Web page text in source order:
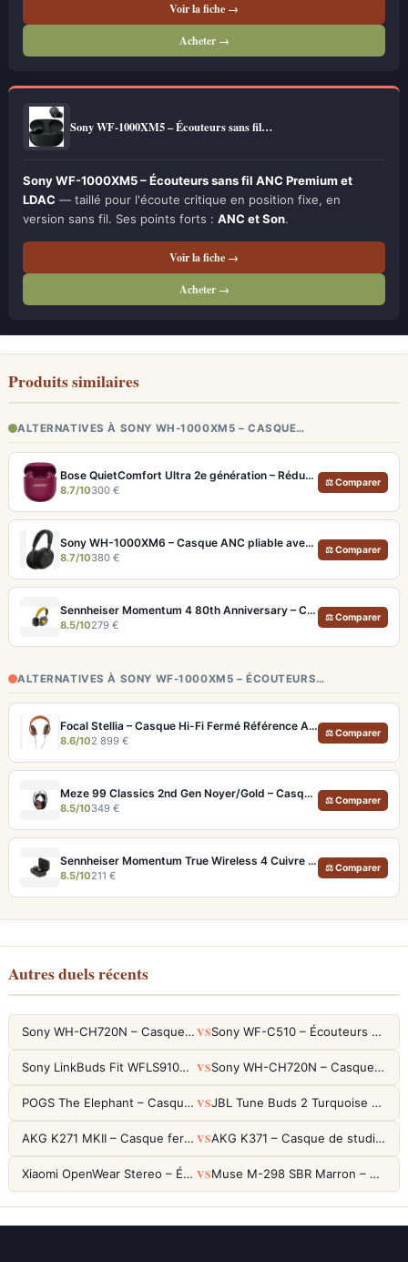
Voir la fiche →
Acheter →
Sony WF-1000XM5 – Écouteurs sans fil…
Sony WF-1000XM5 – Écouteurs sans fil ANC Premium et
LDAC — taillé pour l'écoute critique en position fixe, en
version sans fil. Ses points forts : ANC et Son.
Voir la fiche →
Acheter →
Produits similaires
ALTERNATIVES À SONY WH-1000XM5 – CASQUE…
Bose QuietComfort Ultra 2e génération – Réduction de bruit absolue et qualité d'appel IA
8.7/10300 €
⚖ Comparer
Sony WH-1000XM6 – Casque ANC pliable avec son amélioré et égaliseur réglable
8.7/10380 €
⚖ Comparer
Sennheiser Momentum 4 80th Anniversary – Casque Bluetooth édition limitée 60h
8.5/10279 €
⚖ Comparer
ALTERNATIVES À SONY WF-1000XM5 – ÉCOUTEURS…
Focal Stellia – Casque Hi-Fi Fermé Référence Audiophile Portable
8.6/102 899 €
⚖ Comparer
Meze 99 Classics 2nd Gen Noyer/Gold – Casque Hi-Fi bois artisanal et son balancé
8.5/10349 €
⚖ Comparer
Sennheiser Momentum True Wireless 4 Cuivre – Écouteurs audiophiles aptX Lossless et ANC adaptatif
8.5/10211 €
⚖ Comparer
Autres duels récents
Sony WH-CH720N – Casque ANC 35h, Ultra-léger (192g) avec Processeur V1 VS Sony WF-C510 – Écouteurs True Wireless compacts, autonomie 22h et multipoint
Sony LinkBuds Fit WFLS910NW Blanc – Écouteurs Sport Ailes ANC VS Sony WH-CH720N – Casque ANC 35h, Ultra-léger (192g) avec Processeur V1
POGS The Elephant – Casque Filaire Enfants 85dB POGS-Safe™ (Éco-Responsable) VS JBL Tune Buds 2 Turquoise – Écouteurs True Wireless avec ANC et autonomie 48h
AKG K271 MKII – Casque fermé studio fiable pour une écoute neutre VS AKG K371 – Casque de studio fermé 50mm titane, réponse 5Hz-50kHz
Xiaomi OpenWear Stereo – Écouteurs Open-Ear Hi-Res avec réduction de fuite sonore VS Muse M-298 SBR Marron – Casque Bluetooth ANC avec 66h d'autonomie